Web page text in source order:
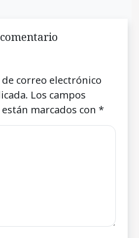
correo electrónico
Los campos
marcados con *